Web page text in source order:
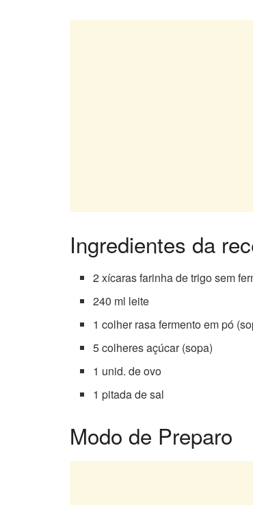
Ingredientes da
2 xícaras farinha de trigo sem
240 ml leite
1 colher rasa fermento em pó
5 colheres açúcar (sopa)
1 unid. de ovo
1 pitada de sal
Modo de Preparo